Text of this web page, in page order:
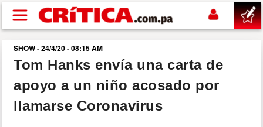
Pasar al contenido principal
buscar
SUCESOS
SHOW - 24/4/20 - 08:15 AM
Tom Hanks envía una carta de
apoyo a un niño acosado por
llamarse Coronavirus